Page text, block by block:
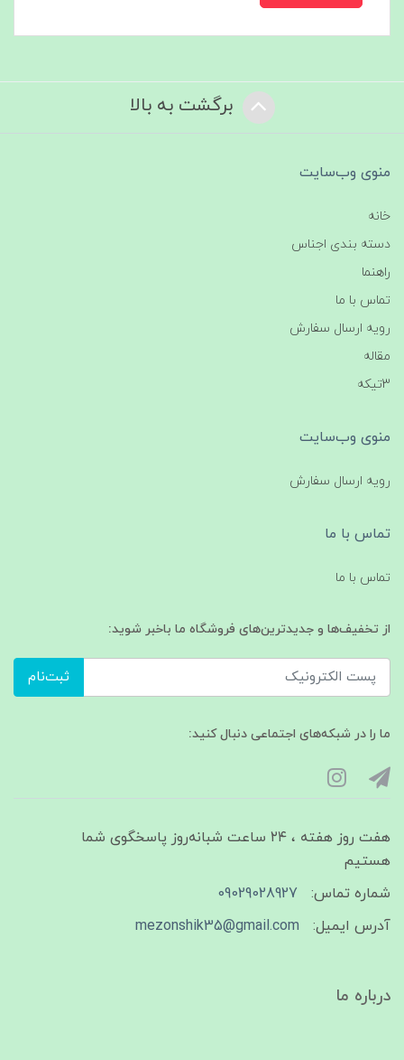
برگشت به بالا
منوی وب‌سایت
خانه
دسته بندی اجناس
راهنما
تماس با ما
رویه ارسال سفارش
مقاله
3تیکه
منوی وب‌سایت
رویه ارسال سفارش
تماس با ما
تماس با ما
از تخفیف‌ها و جدیدترین‌های فروشگاه ما باخبر شوید:
ثبت‌نام
ما را در شبکه‌های اجتماعی دنبال کنید:
هفت روز هفته ، ۲۴ ساعت شبانه‌روز پاسخگوی شما
هستیم
شماره تماس:
09029028927
آدرس ایمیل:
mezonshik35@gmail.com
درباره ما